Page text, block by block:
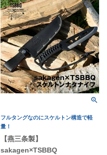
フルタングなのにスケルトン構造で軽
量！
【燕三条製】
sakagen×TSBBQ